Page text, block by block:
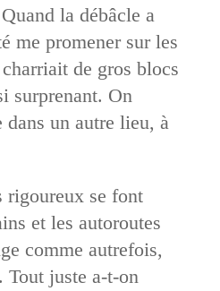
la débâcle a
me promener sur les
de gros blocs
surprenant. On
un autre lieu, à
rigoureux se font
et les autoroutes
comme autrefois,
Tout juste a-t-on